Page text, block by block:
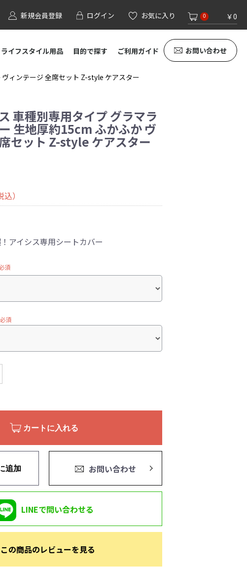
新規会員登録 ログイン お気に入り 0 ￥0
イフスタイル用品 目的で探す ご利用ガイド お問い合わせ
ィンテージ 全席セット Z-style ケアスター
車種別専用タイプ グラマラ
生地厚約15cm ふかふか ヴ
セット Z-style ケアスター
込）
アイシス専用シートカバー
須
必須
カートに入れる
追加 お問い合わせ
LINEで問い合わせる
この商品のレビューを見る